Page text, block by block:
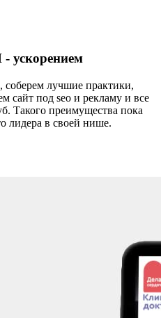
ускорением
соберем лучшие практики,
сайт под seo и рекламу и все
Такого преимущества пока
лидера в своей нише.